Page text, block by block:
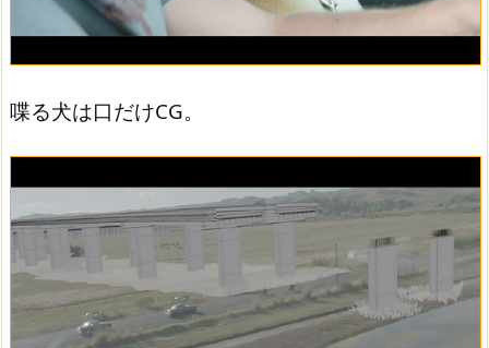
喋る犬は口だけCG。